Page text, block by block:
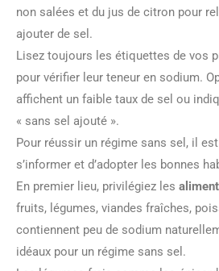
non salées et du jus de citron pour
ajouter de sel.
Lisez toujours les étiquettes de vos
pour vérifier leur teneur en sodium.
affichent un faible taux de sel ou
« sans sel ajouté ».
Pour réussir un régime sans sel, il
s’informer et d’adopter les bonnes
En premier lieu, privilégiez les
fruits, légumes, viandes fraîches,
contiennent peu de sodium
idéaux pour un régime sans sel.